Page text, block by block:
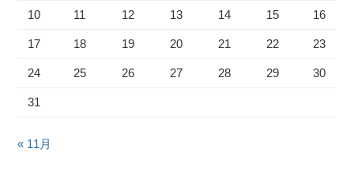
10 11 12 13 14 15 16
17 18 19 20 21 22 23
24 25 26 27 28 29 30
31
« 11月